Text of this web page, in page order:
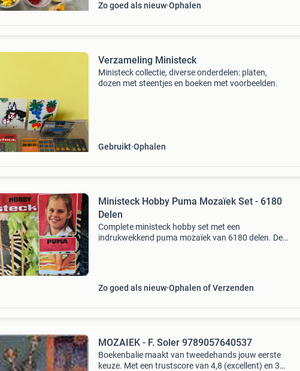
Zo goed als nieuw Ophalen
Verzameling Ministeck
Ministeck collectie, diverse onderdelen: platen,
dozen met steentjes en boeken met voorbeelden.
Gebruikt Ophalen
Ministeck Hobby Puma Mozaïek Set - 6180
Delen
Complete ministeck hobby set met een
indrukwekkend puma mozaïek van 6180 delen. De
Zo goed als nieuw Ophalen of Verzenden
MOZAIEK - F. Soler 9789057640537
Boekenbalie maakt van tweedehands jouw eerste
keuze. Met een trustscore van 4,8 (excellent) en 30